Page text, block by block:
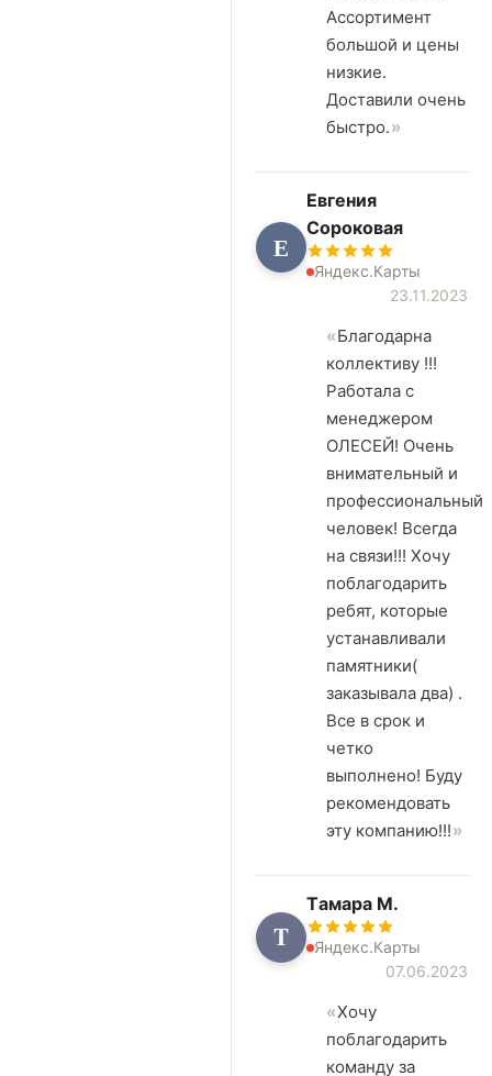
Ассортимент
большой и цены
низкие.
Доставили очень
быстро.
Е
Евгения
Сороковая
Яндекс.Карты
23.11.2023
Благодарна
коллективу !!!
Работала с
менеджером
ОЛЕСЕЙ! Очень
внимательный и
профессиональный
человек! Всегда
на связи!!! Хочу
поблагодарить
ребят, которые
устанавливали
памятники(
заказывала два) .
Все в срок и
четко
выполнено! Буду
рекомендовать
эту компанию!!!
T
Tамара М.
Яндекс.Карты
07.06.2023
Хочу
поблагодарить
команду за